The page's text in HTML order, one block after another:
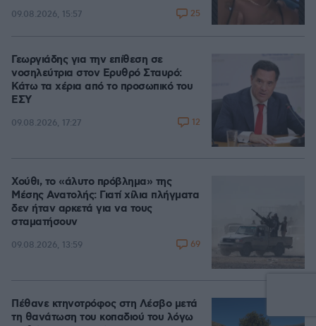
09.08.2026, 15:57 25
Γεωργιάδης για την επίθεση σε
νοσηλεύτρια στον Ερυθρό Σταυρό:
Κάτω τα χέρια από το προσωπικό του
ΕΣΥ
09.08.2026, 17:27 12
Χούθι, το «άλυτο πρόβλημα» της
Μέσης Ανατολής: Γιατί χίλια πλήγματα
δεν ήταν αρκετά για να τους
σταματήσουν
09.08.2026, 13:59 69
Πέθανε κτηνοτρόφος στη Λέσβο μετά
τη θανάτωση του κοπαδιού του λόγω